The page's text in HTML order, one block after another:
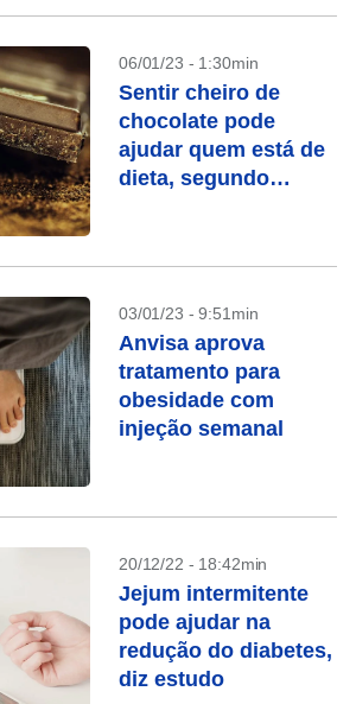
06/01/23 - 1:30min
Sentir cheiro de
chocolate pode
ajudar quem está de
dieta, segundo
03/01/23 - 9:51min
Anvisa aprova
tratamento para
obesidade com
injeção semanal
20/12/22 - 18:42min
Jejum intermitente
pode ajudar na
redução do diabetes,
diz estudo